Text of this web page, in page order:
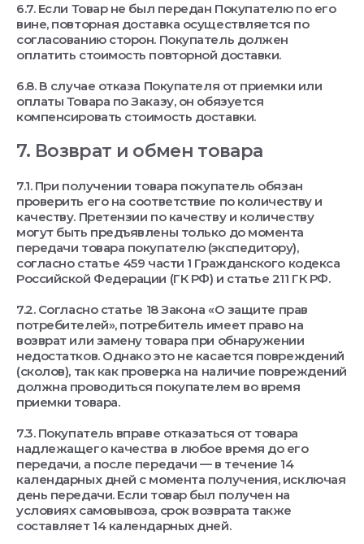
6.7. Если Товар не был передан Покупателю по его
вине, повторная доставка осуществляется по
согласованию сторон. Покупатель должен
оплатить стоимость повторной доставки.
6.8. В случае отказа Покупателя от приемки или
оплаты Товара по Заказу, он обязуется
компенсировать стоимость доставки.
7. Возврат и обмен товара
7.1. При получении товара покупатель обязан
проверить его на соответствие по количеству и
качеству. Претензии по качеству и количеству
могут быть предъявлены только до момента
передачи товара покупателю (экспедитору),
согласно статье 459 части 1 Гражданского кодекса
Российской Федерации (ГК РФ) и статье 211 ГК РФ.
7.2. Согласно статье 18 Закона «О защите прав
потребителей», потребитель имеет право на
возврат или замену товара при обнаружении
недостатков. Однако это не касается повреждений
(сколов), так как проверка на наличие повреждений
должна проводиться покупателем во время
приемки товара.
7.3. Покупатель вправе отказаться от товара
надлежащего качества в любое время до его
передачи, а после передачи — в течение 14
календарных дней с момента получения, исключая
день передачи. Если товар был получен на
условиях самовывоза, срок возврата также
составляет 14 календарных дней.